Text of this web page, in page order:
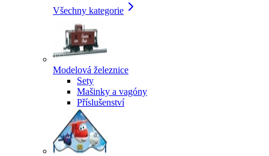
Všechny kategorie
Modelová železnice
Sety
Mašinky a vagóny
Příslušenství